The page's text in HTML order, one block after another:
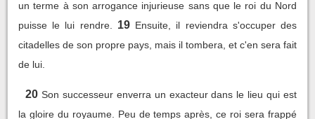
un terme à son arrogance injurieuse sans que le roi du Nord
puisse le lui rendre.
19 Ensuite, il reviendra s'occuper des
citadelles de son propre pays, mais il tombera, et c'en sera fait
de lui.
20 Son successeur enverra un exacteur dans le lieu qui est
la gloire du royaume. Peu de temps après, ce roi sera frappé